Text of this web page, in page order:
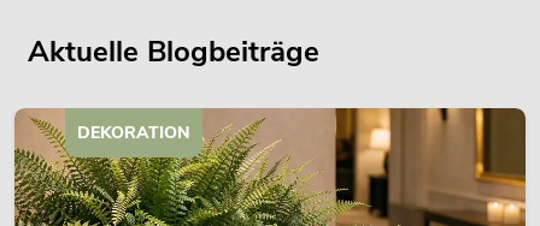
Aktuelle Blogbeiträge
DEKORATION